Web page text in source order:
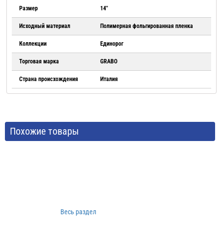
Размер 14"
Исходный материал Полимерная фольгированная пленка
Коллекции Единорог
Торговая марка GRABO
Страна происхождения Италия
Похожие товары
Весь раздел